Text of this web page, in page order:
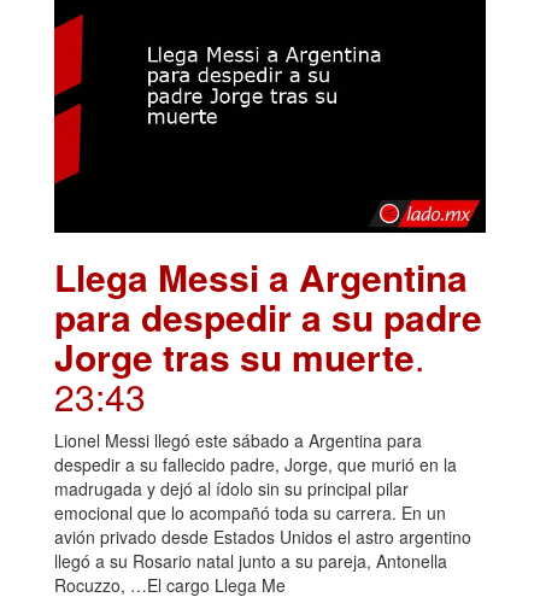
Llega Messi a Argentina
para despedir a su padre
Jorge tras su muerte.
23:43
Lionel Messi llegó este sábado a Argentina para
despedir a su fallecido padre, Jorge, que murió en la
madrugada y dejó al ídolo sin su principal pilar
emocional que lo acompañó toda su carrera. En un
avión privado desde Estados Unidos el astro argentino
llegó a su Rosario natal junto a su pareja, Antonella
Rocuzzo, …El cargo Llega Me